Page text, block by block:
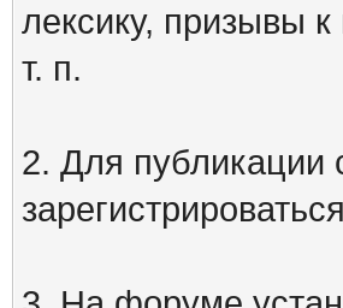
лексику, призывы
т. п.
2. Для